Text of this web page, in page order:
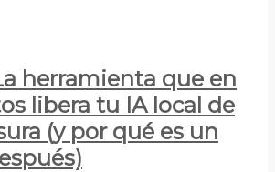
herramienta que en
libera tu IA local de
(y por qué es un